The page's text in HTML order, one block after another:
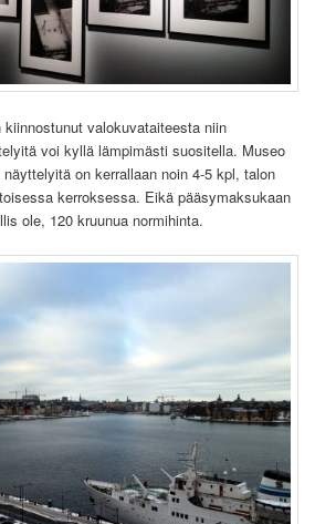
valokuvataiteesta niin
voi kyllä lämpimästi suositella. Museo
on kerrallaan noin 4-5 kpl, talon
kerroksessa. Eikä pääsymaksukaan
ole, 120 kruunua normihinta.